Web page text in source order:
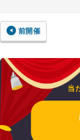
前開催
当